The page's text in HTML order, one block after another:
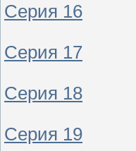
Серия 16
Серия 17
Серия 18
Серия 19